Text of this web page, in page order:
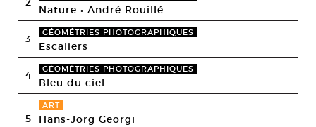
Nature • André Rouillé
3 GÉOMÉTRIES PHOTOGRAPHIQUES
Escaliers
4 GÉOMÉTRIES PHOTOGRAPHIQUES
Bleu du ciel
5
ART
Hans-Jörg Georgi